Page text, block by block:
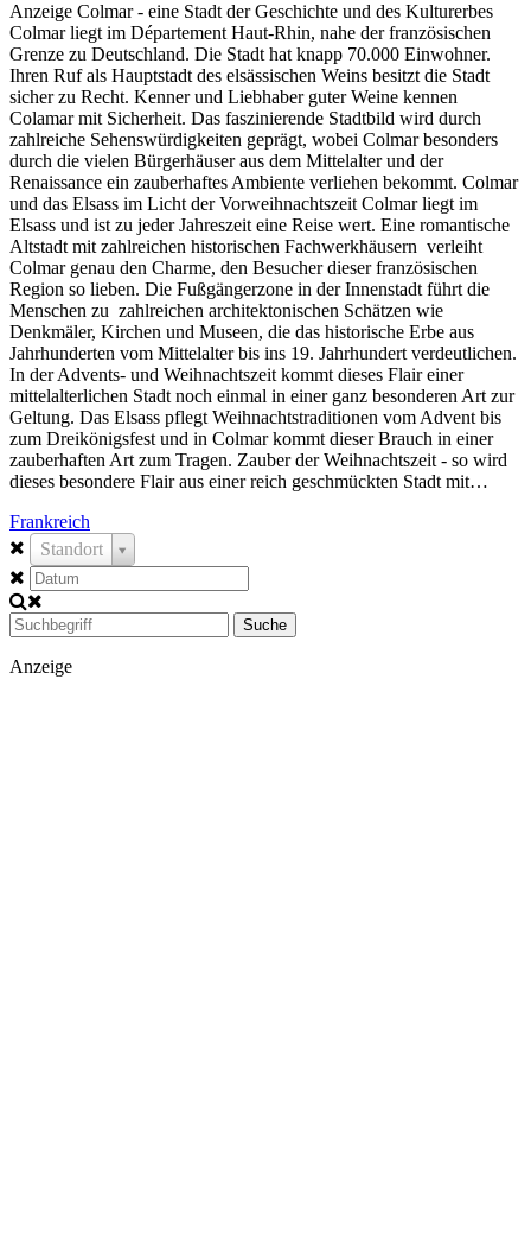
Anzeige Colmar - eine Stadt der Geschichte und des Kulturerbes
Colmar liegt im Département Haut-Rhin, nahe der französischen
Grenze zu Deutschland. Die Stadt hat knapp 70.000 Einwohner.
Ihren Ruf als Hauptstadt des elsässischen Weins besitzt die Stadt
sicher zu Recht. Kenner und Liebhaber guter Weine kennen
Colamar mit Sicherheit. Das faszinierende Stadtbild wird durch
zahlreiche Sehenswürdigkeiten geprägt, wobei Colmar besonders
durch die vielen Bürgerhäuser aus dem Mittelalter und der
Renaissance ein zauberhaftes Ambiente verliehen bekommt. Colmar
und das Elsass im Licht der Vorweihnachtszeit Colmar liegt im
Elsass und ist zu jeder Jahreszeit eine Reise wert. Eine romantische
Altstadt mit zahlreichen historischen Fachwerkhäusern verleiht
Colmar genau den Charme, den Besucher dieser französischen
Region so lieben. Die Fußgängerzone in der Innenstadt führt die
Menschen zu zahlreichen architektonischen Schätzen wie
Denkmäler, Kirchen und Museen, die das historische Erbe aus
Jahrhunderten vom Mittelalter bis ins 19. Jahrhundert verdeutlichen.
In der Advents- und Weihnachtszeit kommt dieses Flair einer
mittelalterlichen Stadt noch einmal in einer ganz besonderen Art zur
Geltung. Das Elsass pflegt Weihnachtstraditionen vom Advent bis
zum Dreikönigsfest und in Colmar kommt dieser Brauch in einer
zauberhaften Art zum Tragen. Zauber der Weihnachtszeit - so wird
dieses besondere Flair aus einer reich geschmückten Stadt mit…
Frankreich
Standort
Suche
Anzeige